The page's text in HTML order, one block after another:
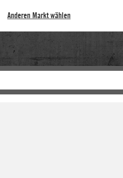
Anderen Markt wählen